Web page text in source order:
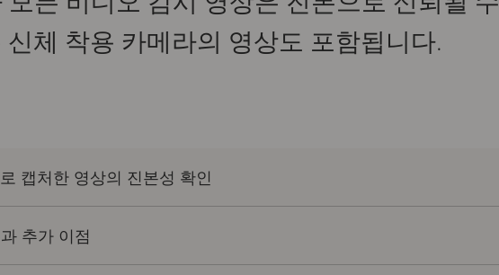
체 착용 카메라의 영상도 포함됩니다.
캡처한 영상의 진본성 확인
추가 이점